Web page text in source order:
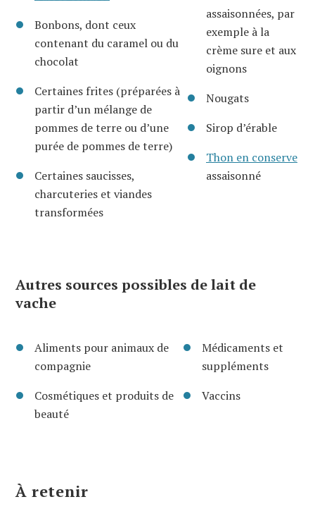
Bonbons, dont ceux
contenant du caramel ou du
chocolat
Certaines frites (préparées à
partir d’un mélange de
pommes de terre ou d’une
purée de pommes de terre)
Certaines saucisses,
charcuteries et viandes
transformées
assaisonnées, par
exemple à la
crème sure et aux
oignons
Nougats
Sirop d’érable
Thon en conserve
assaisonné
Autres sources possibles de lait de
vache
Aliments pour animaux de
compagnie
Cosmétiques et produits de
beauté
Médicaments et
suppléments
Vaccins
À retenir